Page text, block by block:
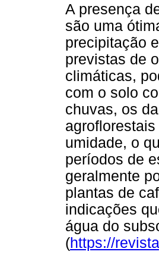
A presença
são uma
precipitação
previstas de
climáticas,
com o solo
chuvas, os
umidade, o
períodos de
geralmente
plantas de
indicações
água do
(https://